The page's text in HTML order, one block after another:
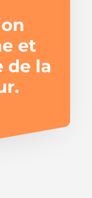
et
de la